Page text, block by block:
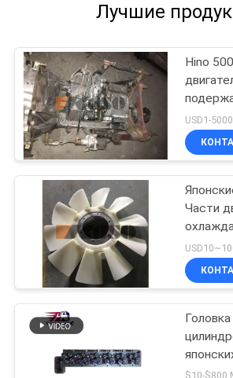
Лучшие
Hino
ряда
USD1-
Части
500
4 10
HINO
$10-$800